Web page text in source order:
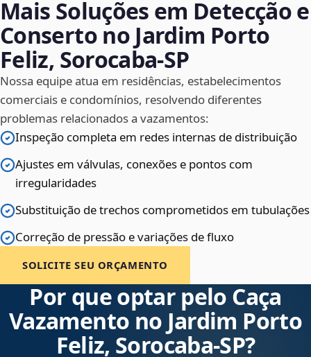
Mais Soluções em Detecção e
Conserto no Jardim Porto
Feliz, Sorocaba‑SP
Nossa equipe atua em residências, estabelecimentos
comerciais e condomínios, resolvendo diferentes
problemas relacionados a vazamentos:
Inspeção completa em redes internas de distribuição
Ajustes em válvulas, conexões e pontos com
irregularidades
Substituição de trechos comprometidos em tubulações
Correção de pressão e variações de fluxo
SOLICITE SEU ORÇAMENTO
Por que optar pelo Caça
Vazamento no Jardim Porto
Feliz, Sorocaba‑SP?